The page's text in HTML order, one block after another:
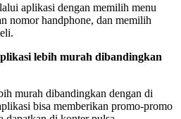
aplikasi dengan memilih menu
nomor handphone, dan memilih
lebih murah dibandingkan
murah dibandingkan dengan di
bisa memberikan promo-promo